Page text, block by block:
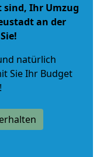
sind, Ihr Umzug
an der
natürlich
Sie Ihr Budget